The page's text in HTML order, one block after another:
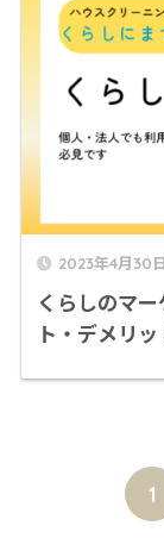
2023年4月30日
くらしのマ
ト・デメリッ
1